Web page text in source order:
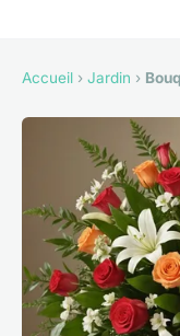
Accueil › Jardin ›